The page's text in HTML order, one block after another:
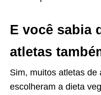
E você sabia
atletas
Sim, muitos atletas de
escolheram a dieta